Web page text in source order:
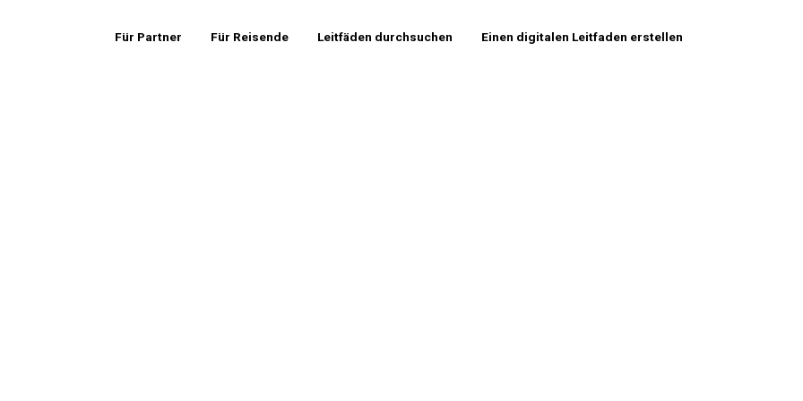
Für Partner Für Reisende Leitfäden durchsuchen Einen digitalen Leitfaden erstellen